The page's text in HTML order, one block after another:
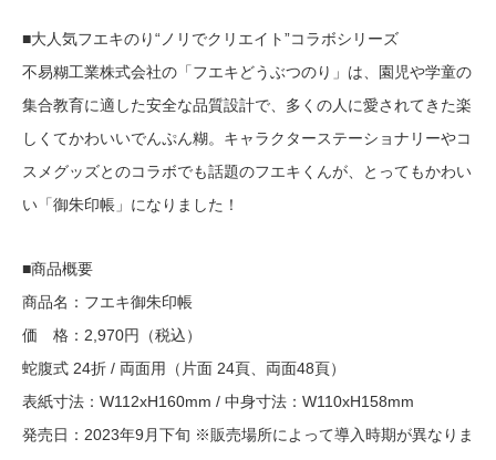
■大人気フエキのり“ノリでクリエイト”コラボシリーズ
不易糊工業株式会社の「フエキどうぶつのり」は、園児や学童の
集合教育に適した安全な品質設計で、多くの人に愛されてきた楽
しくてかわいいでんぷん糊。キャラクターステーショナリーやコ
スメグッズとのコラボでも話題のフエキくんが、とってもかわい
い「御朱印帳」になりました！
■商品概要
商品名：フエキ御朱印帳
価 格：2,970円（税込）
蛇腹式 24折 / 両面用（片面 24頁、両面48頁）
表紙寸法：W112xH160mm / 中身寸法：W110xH158mm
発売日：2023年9月下旬 ※販売場所によって導入時期が異なりま